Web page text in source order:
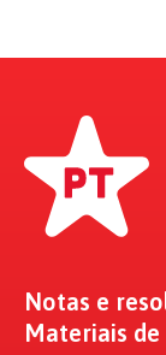
Notas e
Materiais